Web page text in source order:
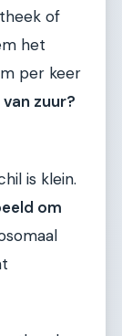
of
het
per keer
zuur?
is klein.
om